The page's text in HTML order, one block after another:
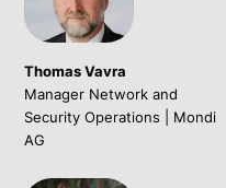
Thomas Vavra
Manager Network and
Security Operations | Mondi
AG